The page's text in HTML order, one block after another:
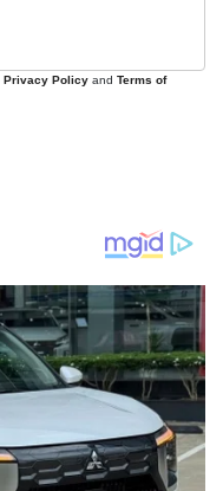
Privacy Policy and Terms of